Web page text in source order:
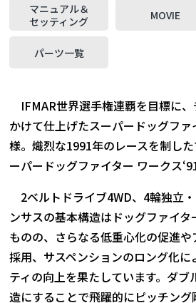
マニュアル＆
セッティング
MOVIE
パーツ一覧
IFMAR世界選手権連覇を目標に
かけて仕上げたスーパードッグフ
様。熾烈な1991年のレースを制し
ーパードッグファイター ワークス
2ベルトドライブ4WD、4輪独立
ンサスの基本構造はドッグファイ
ものの、さらなる低重心化の促進
採用、サスペンションのロング化に
ティの向上を果たしています。ダ
造にすることで飛躍的にピッチン